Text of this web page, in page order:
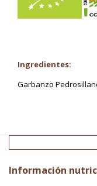
Ingredientes:
Garbanzo
Información